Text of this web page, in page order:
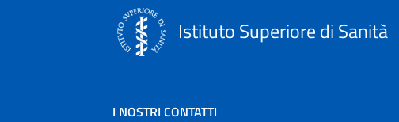
Istituto Superiore di Sanità
I NOSTRI CONTATTI